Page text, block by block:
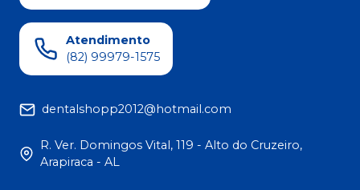
Atendimento
(82) 99979-1575
dentalshopp2012@hotmail.com
R. Ver. Domingos Vital, 119 - Alto do Cruzeiro,
Arapiraca - AL